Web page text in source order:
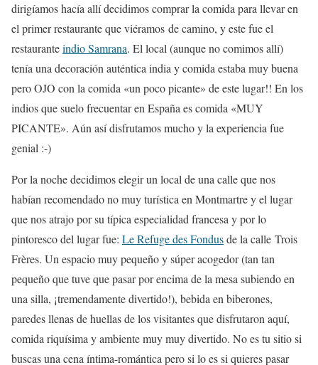
dirigíamos hacía allí decidimos comprar la comida para llevar en
el primer restaurante que viéramos de camino, y este fue el
restauranteindio Samrana. El local (aunque no comimos allí)
tenía una decoración auténtica india y comida estaba muy buena
pero OJO con la comida «un poco picante» de este lugar!! En los
indios que suelo frecuentar en España es comida «MUY
PICANTE». Aún así disfrutamos mucho y la experiencia fue
genial :-)
Por la noche decidimos elegir un local de una calle que nos
habían recomendado no muy turística en Montmartre y el lugar
que nos atrajo por su típica especialidad francesa y por lo
pintoresco del lugar fue: Le Refuge des Fondusde la calle Trois
Frères. Un espacio muy pequeño y súper acogedor (tan tan
pequeño que tuve que pasar por encima de la mesa subiendo en
una silla, ¡tremendamente divertido!), bebida en biberones,
paredes llenas de huellas de los visitantes que disfrutaron aquí,
comida riquísima y ambiente muy muy divertido. No es tu sitio si
buscas una cena íntima-romántica pero si lo es si quieres pasar